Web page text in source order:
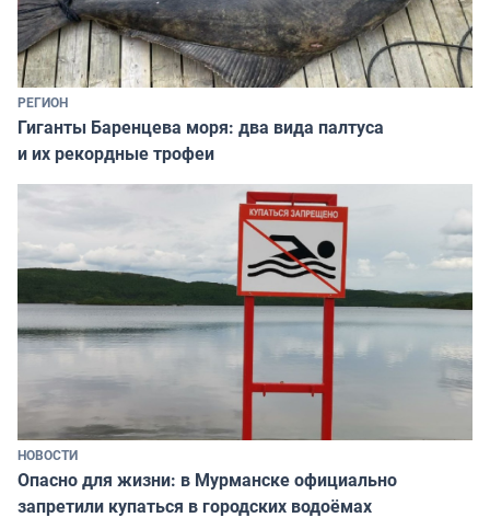
РЕГИОН
Гиганты Баренцева моря: два вида палтуса
и их рекордные трофеи
НОВОСТИ
Опасно для жизни: в Мурманске официально
запретили купаться в городских водоёмах